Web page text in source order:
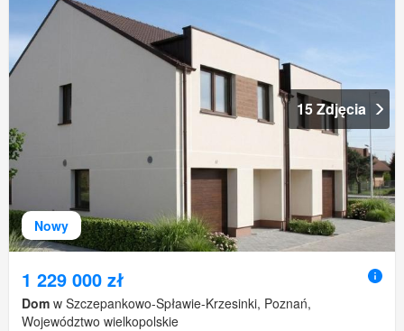
Nowy
15 Zdjęcia
1 229 000 zł
Dom w Szczepankowo-Spławie-Krzesinki, Poznań,
Województwo wielkopolskie